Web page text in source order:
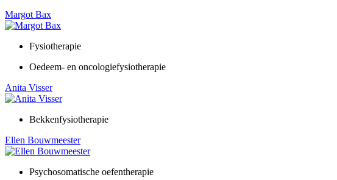
Margot Bax
Fysiotherapie
Oedeem- en oncologiefysiotherapie
Anita Visser
Bekkenfysiotherapie
Ellen Bouwmeester
Psychosomatische oefentherapie